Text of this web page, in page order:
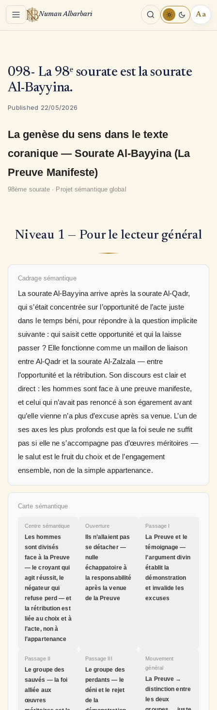
Menu Numan Albarbari Aa
098- La 98ᵉ sourate est la sourate
Al-Bayyina.
Published 22/05/2026
La genèse du sens dans le texte
coranique — Sourate Al-Bayyina (La
Preuve Manifeste)
98ème sourate · Projet sémantique global
Niveau 1 — Pour le lecteur général
Cadrage sémantique
La sourate Al-Bayyina arrive après la sourate Al-Qadr,
qui s’était concentrée sur l’opportunité de l’acte juste
dans le temps béni, pour répondre à la question implicite
suivante : qui saisit cette opportunité et qui la laisse
passer ? Elle fonctionne comme un maillon de liaison
entre Al-Qadr et la sourate Al-Zalzala — entre
l’opportunité et la rétribution. Son discours est clair et
direct : les hommes sont face à une preuve manifeste,
et celui qui n’avait pas renoncé à son égarement avant
qu’elle vienne n’a plus d’excuse après sa venue. L’un de
ses axes les plus profonds est que la foi seule ne suffit
pas si elle ne s’accompagne pas d’œuvres méritoires —
le salut est le fruit du choix et de l’engagement
ensemble, non de la simple appartenance.
Carte sémantique
Centre sémantique
Les hommes
sont divisés
face à la Preuve
— le croyant qui
agit réussit, le
négateur qui
refuse perd — et
la rétribution est
liée au choix et à
l’acte, non à
l’appartenance
Ouverture
Ils n’allaient pas
se détacher —
nulle
échappatoire à
la responsabilité
après la venue
de la Preuve
Passage I
La Preuve et le
témoignage —
l’argument divin
établit la
démonstration
et invalide les
excuses
Passage II
Le groupe des
sauvés — la foi
alliée aux
œuvres
Passage III
Le groupe des
perdants — le
déni et le rejet
de la
Mouvement
général
La Preuve →
distinction entre
les deux